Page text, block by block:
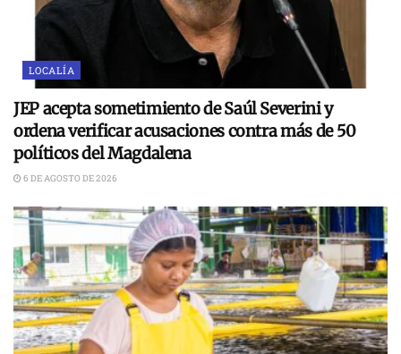
LOCALÍA
JEP acepta sometimiento de Saúl Severini y
ordena verificar acusaciones contra más de 50
políticos del Magdalena
6 DE AGOSTO DE 2026